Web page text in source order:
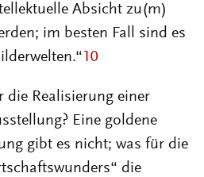
Absicht zu(m)
im besten Fall sind es
10
die Realisierung einer
Eine goldene
gibt es nicht; was für die
die